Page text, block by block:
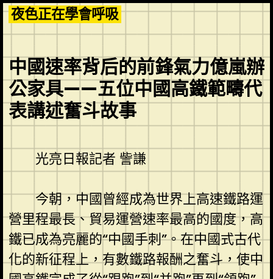
Skip
to
content
夜色正在學會呼吸
中國速率背后的前鋒氣力億嵐辦
公家具——五位中國高鐵範疇代
表講述奮斗故事
光亮日報記者 訾謙
今朝，中國曾經成為世界上高速鐵路運
營里程最長、貿易運營速率最高的國度，高
鐵已成為亮麗的“中國手刺”。在中國式古代
化的新征程上，有數鐵路報酬之奮斗，使中